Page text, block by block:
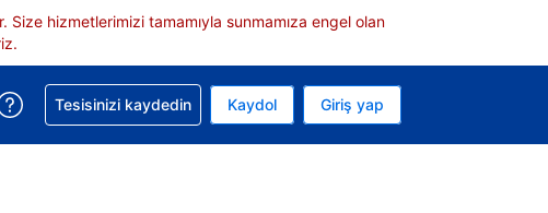
hizmetlerimizi tamamıyla sunmamıza engel olan
yap. Mevcut para biriminiz Türk lirası
yap. Mevcut diliniz Türkçe
Rezervasyonunuzla ilgili yardım alın
Tesisinizi kaydedin Kaydol Giriş yap